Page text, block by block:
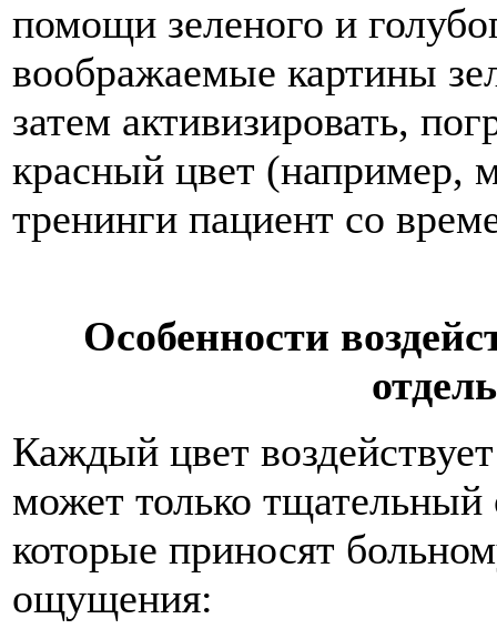
помощи зеленого и
воображаемые картины
затем активизировать,
красный цвет (например,
тренинги пациент со
Особенности
Каждый цвет
может только тщательный
которые приносят
ощущения: